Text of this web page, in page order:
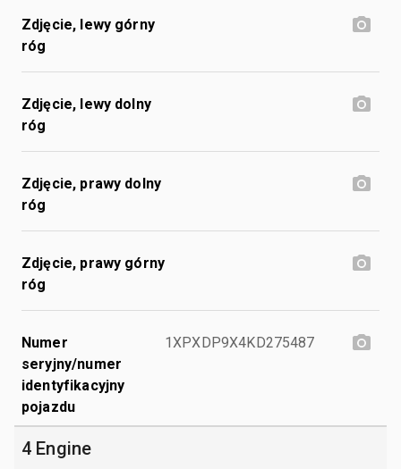
Zdjęcie, lewy górny
róg
Zdjęcie, lewy dolny
róg
Zdjęcie, prawy dolny
róg
Zdjęcie, prawy górny
róg
Numer
seryjny/numer
identyfikacyjny
pojazdu
1XPXDP9X4KD275487
4 Engine